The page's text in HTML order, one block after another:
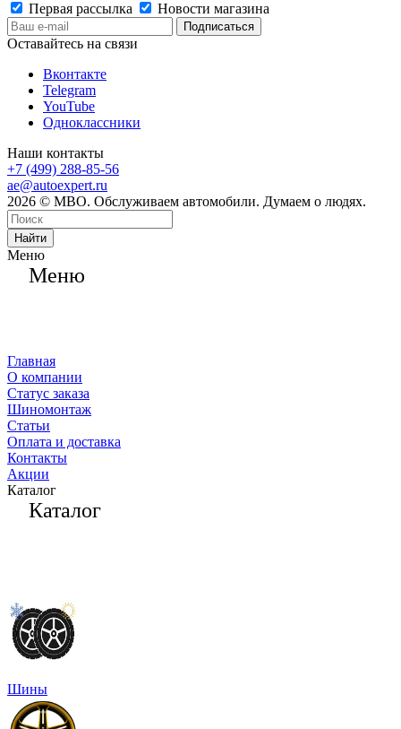
Первая рассылка
Новости магазина
Оставайтесь на связи
Вконтакте
Telegram
YouTube
Одноклассники
Наши контакты
+7 (499) 288-85-56
ae@autoexpert.ru
2026 © МВО. Обслуживаем автомобили. Думаем о людях.
Найти
Меню
Меню
Главная
О компании
Статус заказа
Шиномонтаж
Статьи
Оплата и доставка
Контакты
Акции
Каталог
Каталог
Шины